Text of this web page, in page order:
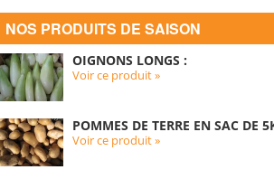
NOS PRODUITS DE SAISON
OIGNONS LONGS :
Voir ce produit »
POMMES DE TERRE EN SAC DE
Voir ce produit »